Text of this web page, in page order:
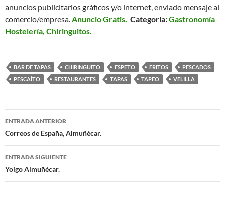
anuncios publicitarios gráficos y/o internet, enviado mensaje al
comercio/empresa. Anuncio Gratis. Categoría:Gastronomía
Hostelería, Chiringuitos.
BAR DE TAPAS CHIRINGUITO ESPETO FRITOS
PESCADOS
PESCAÍTO
RESTAURANTES TAPAS TAPEO VELILLA
Navegación
de
entradas
ENTRADA ANTERIOR
Correos de España, Almuñécar.
ENTRADA SIGUIENTE
Yoigo Almuñécar.